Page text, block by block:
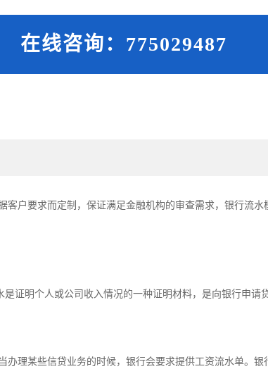
在线咨询：775029487
户要求而定制，保证满足金融机构的审查需求，银行流
证明个人或公司收入情况的一种证明材料，是向银行申请
理某些信贷业务的时候，银行会要求提供工资流水单。